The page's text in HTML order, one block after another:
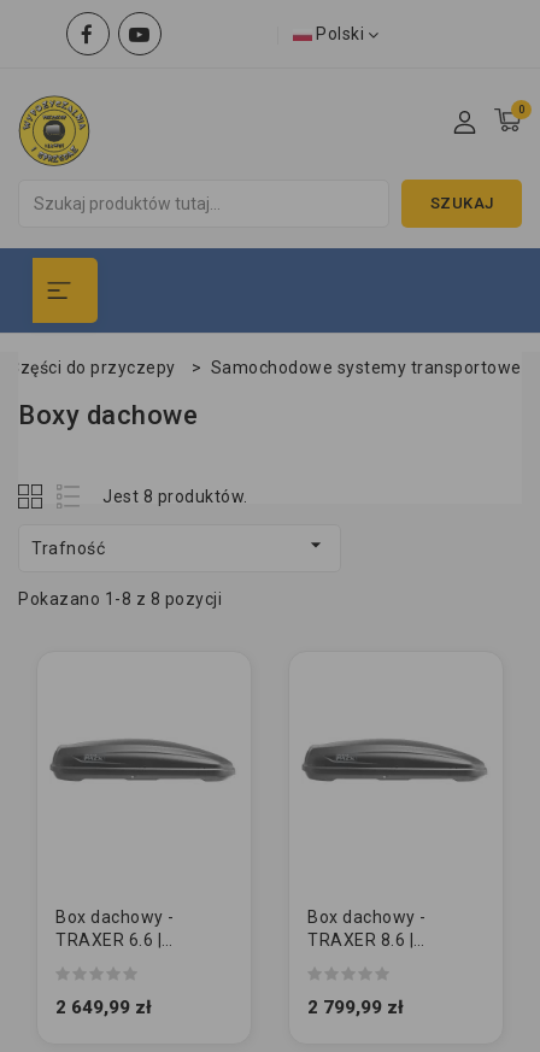
Polski
0
SZUKAJ
Części do przyczepy > Samochodowe systemy transportowe
Boxy dachowe
Jest 8 produktów.
Trafność 
Pokazano 1-8 z 8 pozycji
Box dachowy -
TRAXER 6.6 |
2 649,99 zł
Box dachowy -
TRAXER 8.6 |
2 799,99 zł